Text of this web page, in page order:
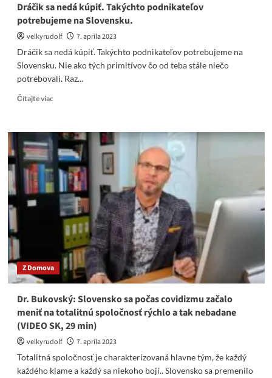
Dráčik sa nedá kúpiť. Takýchto podnikateľov
potrebujeme na Slovensku.
velkyrudolf
7. apríla 2023
Dráčik sa nedá kúpiť. Takýchto podnikateľov potrebujeme na
Slovensku. Nie ako tých primitívov čo od teba stále niečo
potrebovali. Raz...
Čítajte viacRead
Dráčik
sa
nedá
kúpiť.
Takýchto
podnikateľov
potrebujeme
na
Slovensku.
Z Domova
Dr. Bukovský: Slovensko sa počas covidizmu začalo
meniť na totalitnú spoločnosť rýchlo a tak nebadane
(VIDEO SK, 29 min)
velkyrudolf
7. apríla 2023
Totalitná spoločnosť je charakterizovaná hlavne tým, že každý
každého klame a každý sa niekoho bojí.. Slovensko sa premenilo